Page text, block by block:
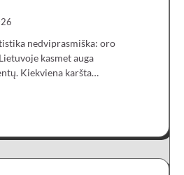
nedviprasmiška: oro
kasmet auga
Kiekviena karšta…